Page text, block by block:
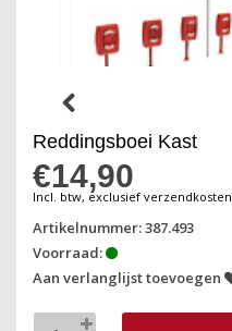
Reddingsboei Kast
€14,90
Incl. btw, exclusief verzendkosten
Artikelnummer: 387.493
Voorraad:
Aan verlanglijst toevoegen